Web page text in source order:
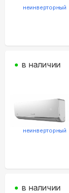
неинверторный
неинверторный
в наличии
в наличии